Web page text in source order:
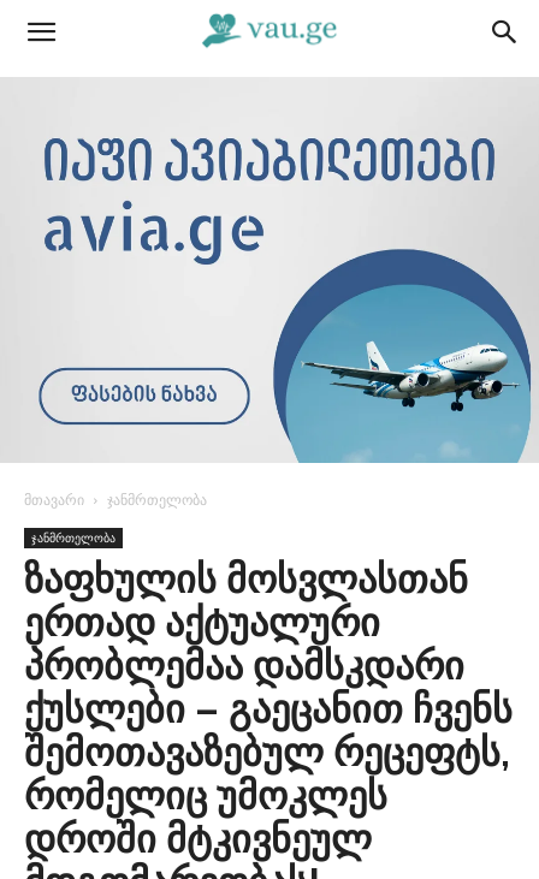
მთავარი ჯანმრთელობა
ჯანმრთელობა
ზაფხულის მოსვლასთან
ერთად აქტუალური
პრობლემაა დამსკდარი
ქუსლები – გაეცანით ჩვენს
შემოთავაზებულ რეცეფტს,
რომელიც უმოკლეს
დროში მტკივნეულ